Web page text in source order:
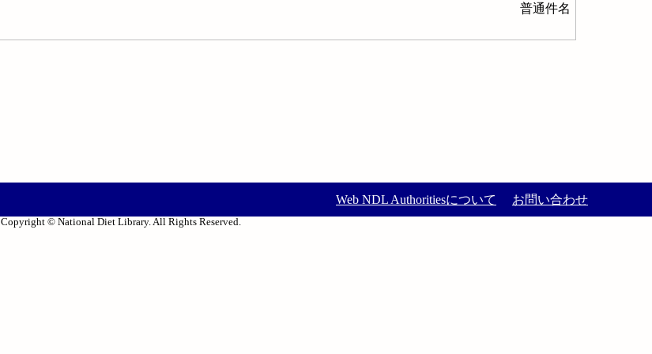
普通件名
Web NDL Authoritiesについて お問い合わせ
Copyright © National Diet Library. All Rights Reserved.